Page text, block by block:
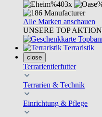
Alle Marken anschauen
UNSERE TOP AKTION
Terraristik
close
Terrarientierfutter
Terrarien & Technik
Einrichtung & Pflege